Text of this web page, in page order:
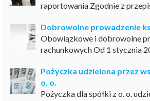
raportowania Zgodnie z
Dobrowolne prowadzenie
Obowiązkowe i dobrowolne
rachunkowych Od 1 stycznia
Pożyczka udzielona przez
o. o.
Pożyczka dla spółki z o. o.